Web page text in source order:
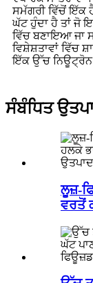
ਸਮੱਗਰੀ ਵਿੱਚੋਂ ਇੱਕ
ਘੱਟ ਹੁੰਦਾ ਹੈ ਤਾਂ ਜੋ
ਵਿੱਚ ਬਣਾਇਆ ਜਾ
ਵਿਸ਼ੇਸ਼ਤਾਵਾਂ ਵਿੱਚ
ਇੱਕ ਉੱਚ ਨਿਊਟ੍ਰੋਨ
ਸੰਬੰਧਿਤ
ਲੂਜ਼-
ਵਰਤੋਂ